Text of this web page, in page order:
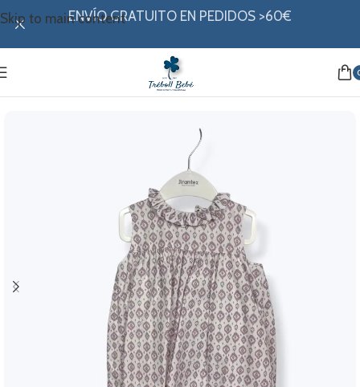
Skip to main contentENVÍO GRATUITO EN PEDIDOS >60€
Colección verano